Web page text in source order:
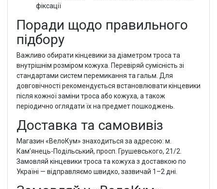
фіксації
Поради щодо правильного
підбору
Важливо обирати кінцевики за діаметром троса та
внутрішнім розміром кожуха. Перевіряй сумісність зі
стандартами систем перемикання та гальм. Для
довговічності рекомендується встановлювати кінцевики
після кожної заміни троса або кожуха, а також
періодично оглядати їх на предмет пошкоджень.
Доставка та самовивіз
Магазин «ВелоКум» знаходиться за адресою: м.
Кам’янець-Подільський, просп. Грушевського, 21/2.
Замовляй кінцевики троса та кожуха з доставкою по
Україні — відправляємо швидко, зазвичай 1–2 дні.